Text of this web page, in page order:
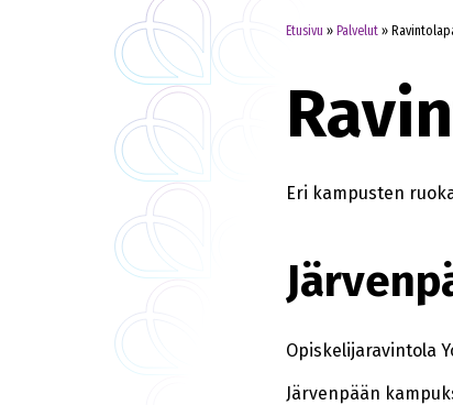
Etusivu » Palvelut»
Eri kampusten
Opiskelijaravintola
Järvenpään